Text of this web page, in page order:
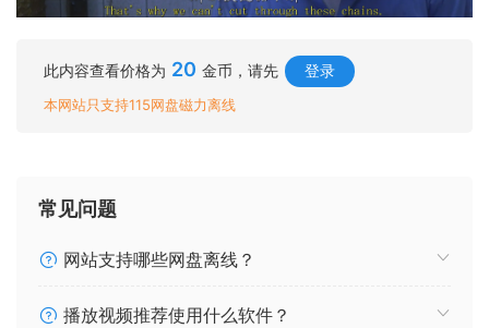
此内容查看价格为 20 金币，请先 登录
本网站只支持115网盘磁力离线
常见问题
网站支持哪些网盘离线？
播放视频推荐使用什么软件？